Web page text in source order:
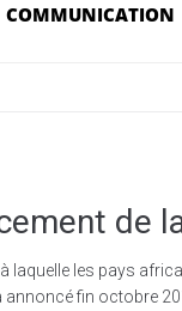
COMMUNICATION
de
laquelle les pays
fin octobre